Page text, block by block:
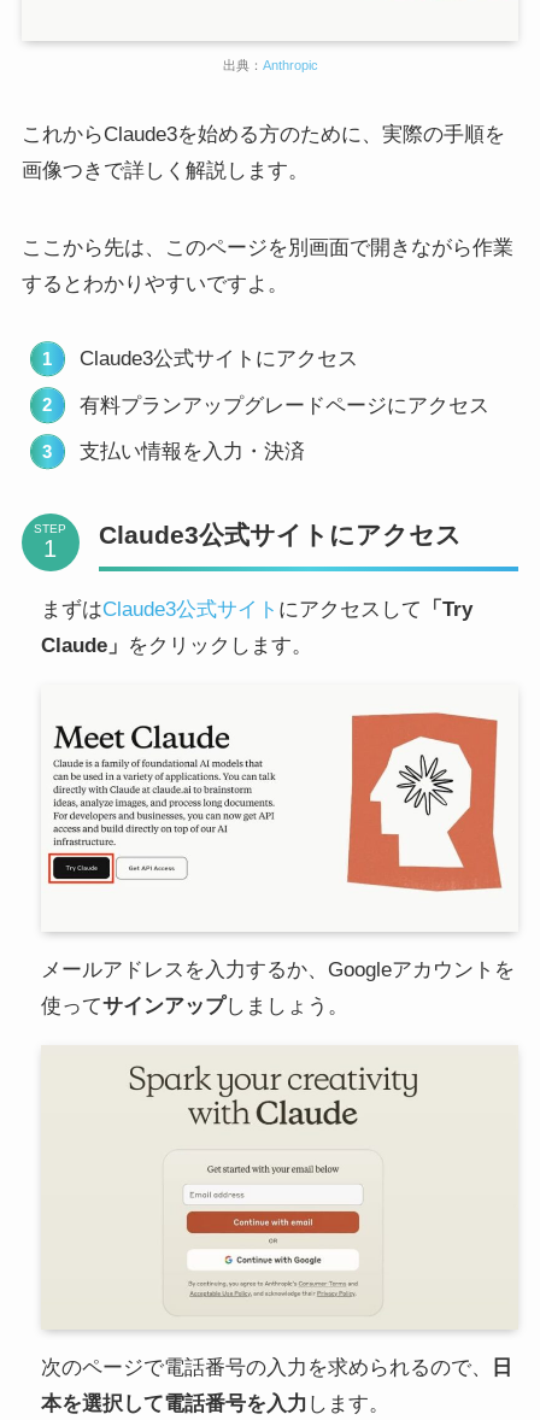
出典： Anthropic
これからClaude3を始める方のために、実際の手順を
画像つきで詳しく解説します。
ここから先は、このページを別画面で開きながら作業
するとわかりやすいですよ。
Claude3公式サイトにアクセス
有料プランアップグレードページにアクセス
支払い情報を入力・決済
STEP Claude3公式サイトにアクセス
まずはClaude3公式サイト にアクセスして
「Try
Claude」 をクリックします。
メールアドレスを入力するか、Googleアカウントを
使ってサインアップしましょう。
次のページで電話番号の入力を求められるので、
日
本を選択して電話番号を入力 します。